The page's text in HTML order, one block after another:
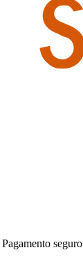
Pagamento seguro